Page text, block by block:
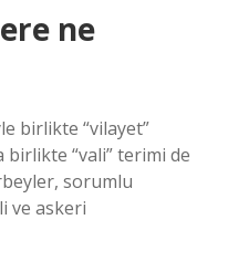
ne
birlikte “vilayet”
birlikte “vali” terimi de
sorumlu
ve askeri